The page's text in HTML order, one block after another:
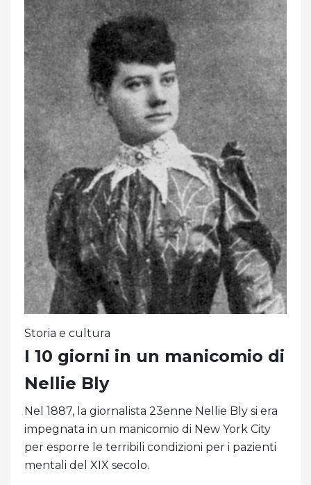
Storia e cultura
I 10 giorni in un manicomio di
Nellie Bly
Nel 1887, la giornalista 23enne Nellie Bly si era
impegnata in un manicomio di New York City
per esporre le terribili condizioni per i pazienti
mentali del XIX secolo.